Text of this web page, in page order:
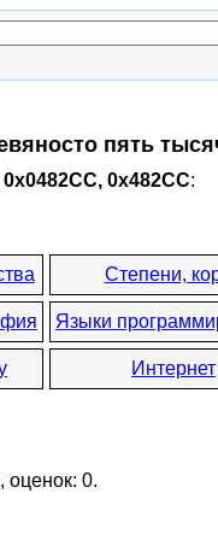
пять
0x482CC:
Степени,
Языки
Интернет
, оценок: 0.